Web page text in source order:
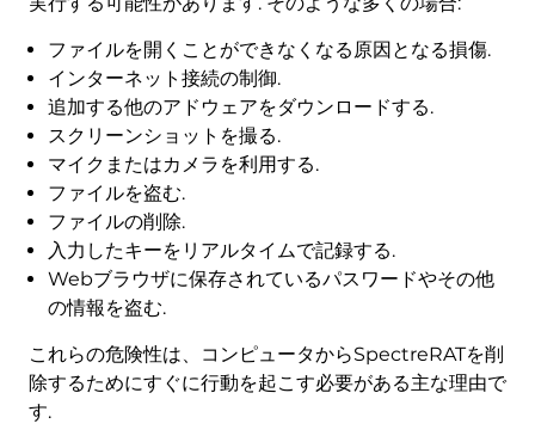
ファイルを開くことができなくなる原因となる損傷.
インターネット接続の制御.
追加する他のアドウェアをダウンロードする.
スクリーンショットを撮る.
マイクまたはカメラを利用する.
ファイルを盗む.
ファイルの削除.
入力したキーをリアルタイムで記録する.
Webブラウザに保存されているパスワードやその他
の情報を盗む.
これらの危険性は、コンピュータからSpectreRATを削
除するためにすぐに行動を起こす必要がある主な理由で
す.